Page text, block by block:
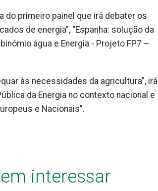
do primeiro painel que irá debater os
de energia”, “Espanha: solução da
água e Energia - Projeto FP7 –
às necessidades da agricultura”, irá
da Energia no contexto nacional e
e Nacionais”.
interessar